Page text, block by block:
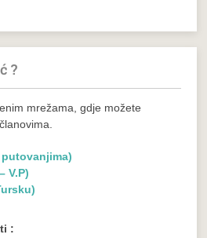
?
mrežama, gdje možete
putovanjima)
V.P)
: